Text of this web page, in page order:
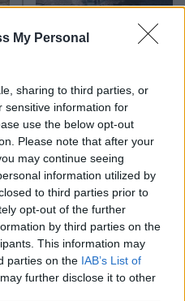
My Personal
sharing to third parties, or
sensitive information for
use the below opt-out
Please note that after your
may continue seeing
information utilized by
to third parties prior to
opt-out of the further
by third parties on the
This information may
parties on the IAB’s List of
further disclose it to other
εδώ
Τροχαίο στις
να φύγω αριστερά»
οδηγός του